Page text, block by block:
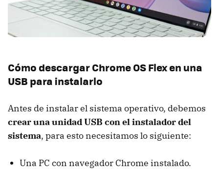
Cómo descargar Chrome OS Flex en una
USB para instalarlo
Antes de instalar el sistema operativo, debemos
crear una unidad USB con el instalador del
sistema, para esto necesitamos lo siguiente:
Una PC con navegador Chrome instalado.